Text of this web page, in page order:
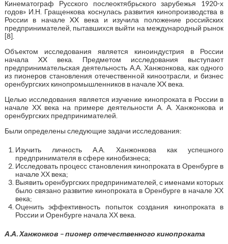
Кинематограф Русского послеоктябрьского зарубежья 1920-х
годов» И.Н. Гращенкова коснулась развития кинопроизводства в
России в начале XX века и изучила положение российских
предпринимателей, пытавшихся выйти на международный рынок
[8].
Объектом исследования является киноиндустрия в России
начала XX века. Предметом исследования выступают
предпринимательская деятельность А.А. Ханжонкова, как одного
из пионеров становления отечественной киноотрасли, и бизнес
оренбургских кинопромышленников в начале XX века.
Целью исследования является изучение кинопроката в России в
начале ХХ века на примере деятельности А. А. Ханжонкова и
оренбургских предпринимателей.
Были определены следующие задачи исследования:
Изучить личность А.А. Ханжонкова как успешного
предпринимателя в сфере кинобизнеса;
Исследовать процесс становления кинопроката в Оренбурге в
начале ХХ века;
Выявить оренбургских предпринимателей, с именами которых
было связано развитие кинопроката в Оренбурге в начале ХХ
века;
Оценить эффективность попыток создания кинопроката в
России и Оренбурге начала ХХ века.
А.А. Ханжонков – пионер отечественного кинопроката